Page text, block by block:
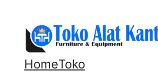
konten
HomeToko